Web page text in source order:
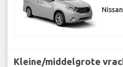
Kleine/middelgrote